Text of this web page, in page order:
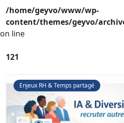
/home/geyvo/www/wp-
content/themes/geyvo/
on line
121
Enjeux RH & Temps partagé